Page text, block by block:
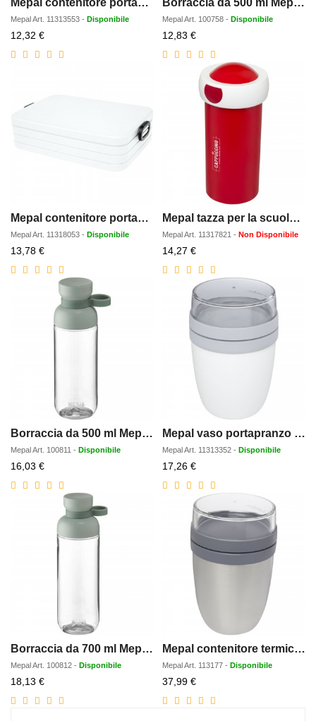
MepalArt. 11313553 - Disponibile
12,32 €Prezzo
scontato
MepalArt. 100758 - Disponibile
12,83 €Prezzo
scontato
Mepal contenitore portapranzo di grandi dimensioni Take-a-break da 1500 ml
MepalArt. 11318053 - Disponibile
13,78 €Prezzo
scontato
Mepal tazza per la scuola Campus
MepalArt. 11317821 - Non Disponibile
14,27 €Prezzo
scontato
Borraccia da 500 ml Mepal Vita
MepalArt. 100811 - Disponibile
16,03 €Prezzo
scontato
Mepal vaso portapranzo Ellipse da 500 + 200 ml
MepalArt. 11313352 - Disponibile
17,26 €Prezzo
scontato
Borraccia da 700 ml Mepal Vita
MepalArt. 100812 - Disponibile
18,13 €Prezzo
scontato
Mepal contenitore termico portapranzo Ellipse
MepalArt. 113177 - Disponibile
37,99 €Prezzo
scontato